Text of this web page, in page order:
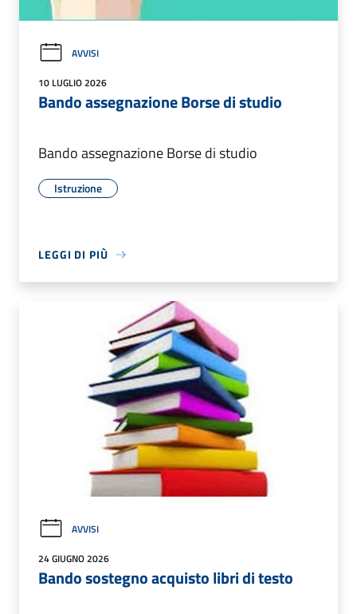
AVVISI
10 LUGLIO 2026
Bando assegnazione Borse di studio
Bando assegnazione Borse di studio
Istruzione
LEGGI DI PIÙ
AVVISI
24 GIUGNO 2026
Bando sostegno acquisto libri di testo